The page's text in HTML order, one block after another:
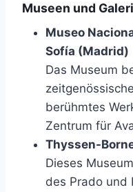
Museen und
Museo
Sofía (Madrid)
Das Museum
berühmtes
Zentrum für
Thyssen-
Dieses
des Prado und